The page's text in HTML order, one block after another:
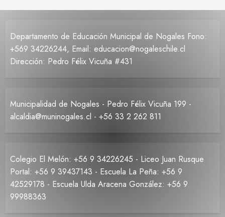
Departamento de Educación Municipal de Nogales Fono:
+569 34226244, Email: educacion@nogaleschile.cl
Dirección: Pedro Félix Vicuña #431
Municipalidad de Nogales - Pedro Félix Vicuña 199 -
alcaldia@muninogales.cl - +56 33 2 262 811
Colegio El Melón: +56 9 34226245 - Liceo Juan Rusque
Portal: +56 9 39437143 - Escuela La Peña: +56 9
42529178 - Escuela Ulda Aracena González: +56 9
99988363